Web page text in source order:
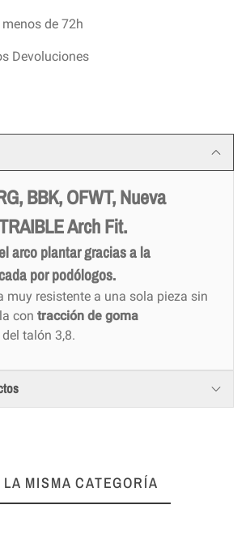
de 72h
Devoluciones
BBK, OFWT, Nueva
Arch Fit.
arco plantar gracias a la
por podólogos.
muy resistente a una sola pieza sin
con tracción de goma
talón 3,8.
LA MISMA CATEGORÍA